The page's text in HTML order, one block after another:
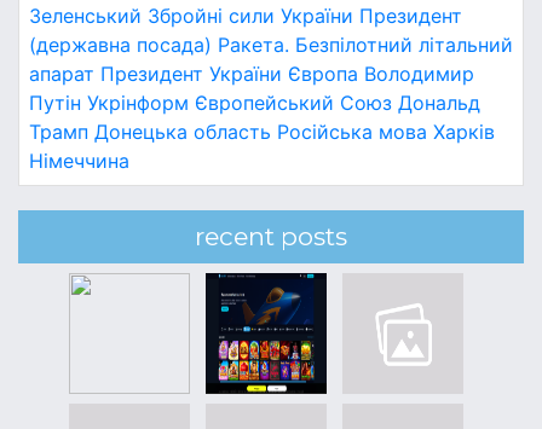
Зеленський Збройні сили України Президент
(державна посада) Ракета. Безпілотний літальний
апарат Президент України Європа Володимир
Путін Укрінформ Європейський Союз Дональд
Трамп Донецька область Російська мова Харків
Німеччина
recent posts